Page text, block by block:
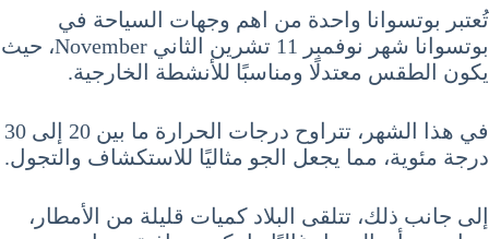
تُعتبر بوتسوانا واحدة من اهم وجهات السياحة في
بوتسوانا شهر نوفمبر 11 تشرين الثاني November، حيث
يكون الطقس معتدلًا ومناسبًا للأنشطة الخارجية.
في هذا الشهر، تتراوح درجات الحرارة ما بين 20 إلى 30
درجة مئوية، مما يجعل الجو مثاليًا للاستكشاف والتجول.
إلى جانب ذلك، تتلقى البلاد كميات قليلة من الأمطار،